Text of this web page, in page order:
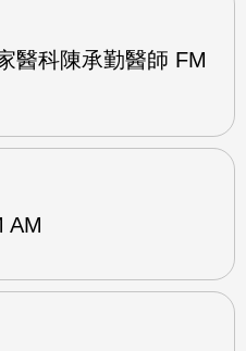
醫科陳承勤醫師 FM
AM